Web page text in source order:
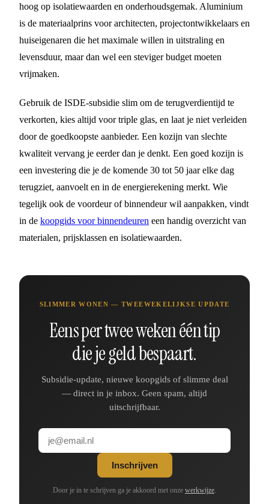
hoog op isolatiewaarden en onderhoudsgemak. Aluminium
is de materiaalprins voor architecten, projectontwikkelaars en
huiseigenaren die het maximale willen in uitstraling en
levensduur, maar dan wel een steviger budget moeten
vrijmaken.
Gebruik de ISDE-subsidie slim om de terugverdientijd te
verkorten, kies altijd voor triple glas, en laat je niet verleiden
door de goedkoopste aanbieder. Een kozijn van slechte
kwaliteit vervang je eerder dan je denkt. Een goed kozijn is
een investering die je de komende 30 tot 50 jaar elke dag
terugziet, aanvoelt en in de energierekening merkt. Wie
tegelijk ook de voordeur of binnendeur wil aanpakken, vindt
in de koopgids voor binnendeuren een handig overzicht van
materialen, prijsklassen en isolatiewaarden.
SLIMMER WONEN — TWEEWEKELIJKSE UPDATE
Eens per twee weken één tip
die je geld bespaart.
Subsidie-update, nieuwe koopgids of slimme deal
— direct in je inbox. Geen spam, altijd
uitschrijfbaar.
Inschrijven
Door je in te schrijven ga je akkoord met onze werkwijze.